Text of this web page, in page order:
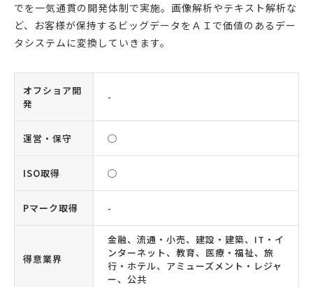
でを一気通貫の開発体制で実施。画像解析やテキスト解析な
ど、お客様が保持するビッグデータをＡＩで価値のあるデー
タシステムに変換していきます。
オフショア開
発
-
運営・保守 ◯
ISO取得 ◯
Pマーク取得 -
得意業界
金融、流通・小売、建設・建築、IT・イ
ンターネット、教育、医療・福祉、旅
行・ホテル、アミューズメント・レジャ
ー、公共